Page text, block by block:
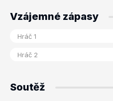
Vzájemné zápasy
Soutěž